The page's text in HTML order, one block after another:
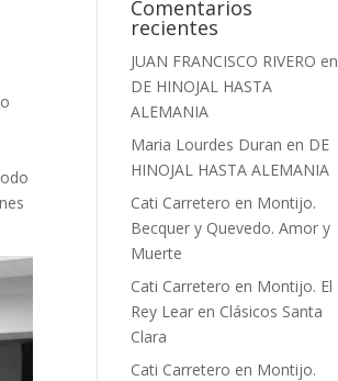
Comentarios
recientes
JUAN FRANCISCO RIVERO en
DE HINOJAL HASTA
ALEMANIA
Maria Lourdes Duran en DE
HINOJAL HASTA ALEMANIA
Cati Carretero en Montijo.
Becquer y Quevedo. Amor y
Muerte
Cati Carretero en Montijo. El
Rey Lear en Clásicos Santa
Clara
Cati Carretero en Montijo.